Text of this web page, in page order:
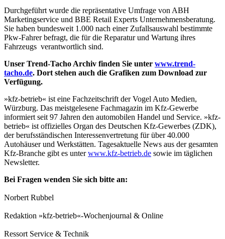
Durchgeführt wurde die repräsentative Umfrage von ABH
Marketingservice und BBE Retail Experts Unternehmensberatung.
Sie haben bundesweit 1.000 nach einer Zufallsauswahl bestimmte
Pkw-Fahrer befragt, die für die Reparatur und Wartung ihres
Fahrzeugs verantwortlich sind.
Unser Trend-Tacho Archiv finden Sie unter www.trend-
tacho.de. Dort stehen auch die Grafiken zum Download zur
Verfügung.
»kfz-betrieb« ist eine Fachzeitschrift der Vogel Auto Medien,
Würzburg. Das meistgelesene Fachmagazin im Kfz-Gewerbe
informiert seit 97 Jahren den automobilen Handel und Service. »kfz-
betrieb« ist offizielles Organ des Deutschen Kfz-Gewerbes (ZDK),
der berufsständischen Interessenvertretung für über 40.000
Autohäuser und Werkstätten. Tagesaktuelle News aus der gesamten
Kfz-Branche gibt es unterwww.kfz-betrieb.de sowie im täglichen
Newsletter.
Bei Fragen wenden Sie sich bitte an:
Norbert Rubbel
Redaktion »kfz-betrieb«-Wochenjournal & Online
Ressort Service & Technik